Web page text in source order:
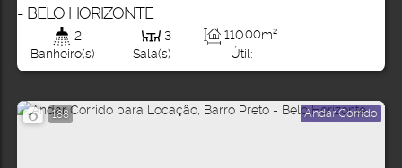
- BELO HORIZONTE
2
Banheiro(s)
3
Sala(s)
Útil:
110.00m²
188 Andar Corrido